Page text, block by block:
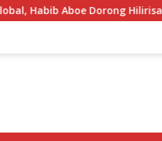
Hilirisasi Potensi Daerah